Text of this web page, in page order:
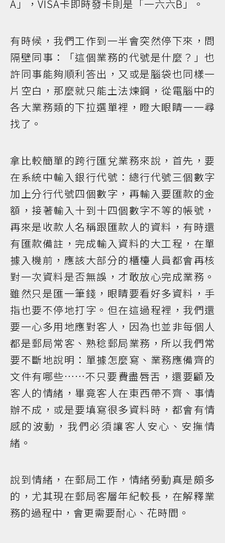
A」，VISA卡即時發卡則是「一六六B」。
有時候，我們工作到一半會突然停下來，問
隔壁同事：「這個業務的代號是什麼？」也
許同事能夠順利答出，又或是腦袋也同樣一
片空白，那麼就只能土法煉鋼，從電腦中的
各大業務類的下拉選單裡，瞪大眼睛一一尋
找了。
拿比較簡單的跨行匯兌業務來說，首先，要
在系統中輸入銀行代號：總行代號三個數字
加上分行代號四個數字，再輸入要匯款的金
額，接著輸入十到十四個數字不等的帳號，
再來是收款人名稱跟匯款人的資料，有時還
有匯款備註，完成輸入資料的大工程，在單
據入機前，應該大部分的櫃檯人員都會再核
對一次資料是否無誤，才敢放心完成業務。
雖然只是匯一筆錢，眼睛要看好多資料，手
指也要不停地打字。但在這過程裡，我們還
要一心多用地應對客人，因為也並非每個人
都是郵局常客、熟稔郵局業務，所以我們常
要不斷地說明：單據怎麼寫、業務應備齊的
文件有哪些……不只要費盡唇舌，還要顧及
客人的情緒，畢竟客人在東西帶不齊、事情
辦不成，或是要填寫很多資料時，都會有情
感的波動，我們必須讓客人安心、安撫情
緒。
說到情緒，在郵局工作，情緒勞動真是頗多
的，尤其現在郵局客層年紀較長，在解釋業
務的過程中，會更需要耐心、花時間。